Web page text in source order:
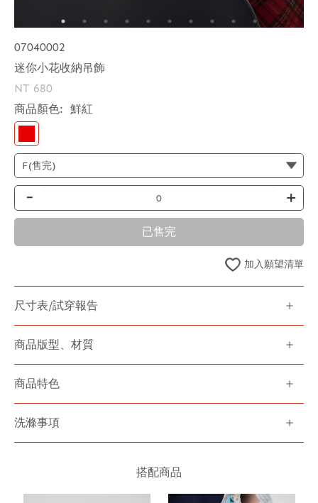
07040002
迷你小花收納吊飾
NT 680
商品顏色: 鮮紅
- +
已售完
加入願望清單
尺寸表/試穿報告
商品版型、材質
商品特色
洗滌事項
搭配商品